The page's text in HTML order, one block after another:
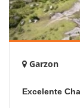
Garzon
Excelente